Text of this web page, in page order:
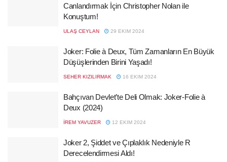
Canlandırmak İçin Christopher Nolan ile
Konuştum!
ULAŞ CEYLAN 29 EKIM 2024
Joker: Folie à Deux, Tüm Zamanların En Büyük
Düşüşlerinden Birini Yaşadı!
SEHER KIZILIRMAK 16 EKIM 2024
Bahçıvan Devlet’te Deli Olmak: Joker-Folie à
Deux (2024)
İREM YAVUZER 12 EKIM 2024
Joker 2, Şiddet ve Çıplaklık Nedeniyle R
Derecelendirmesi Aldı!